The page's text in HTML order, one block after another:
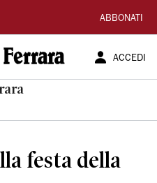
ABBONATI
ACCEDI
festa della